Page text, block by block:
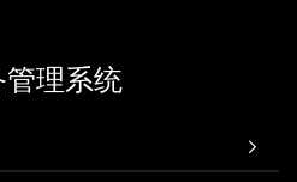
理系统
